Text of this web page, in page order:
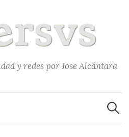
y redes por Jose Alcántara